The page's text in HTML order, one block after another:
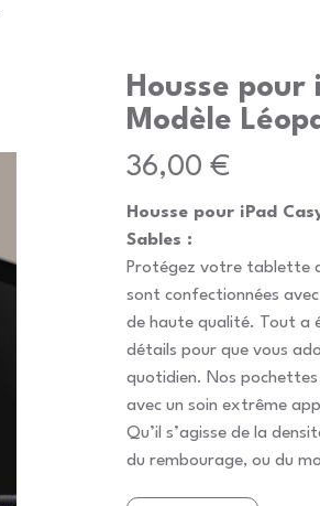
Housse pour
Modèle
Prix
36,00 €
Housse pour iPad
Sables :
Protégez votre tablette
sont confectionnées
de haute qualité. Tout a
détails pour que vous
quotidien. Nos
avec un soin extrême
Qu’il s’agisse de la
du rembourage, ou du